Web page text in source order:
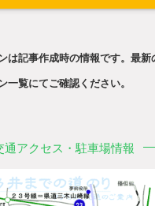
は記事作成時の情報です。最新
一覧にてご確認ください。
通アクセス・駐車場情報